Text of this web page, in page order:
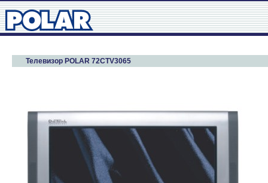
Телевизор POLAR 72CTV3065